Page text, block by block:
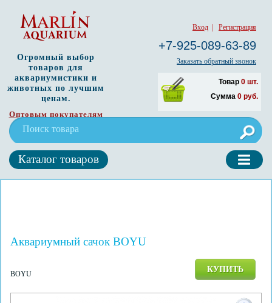
Вход Регистрация
+7-925-089-63-89
Заказать обратный звонок
Товар 0 шт.
Сумма 0 руб.
Огромный выбор
товаров для
аквариумистики и
животных по лучшим
ценам.
Оптовым покупателям
Каталог товаров
Аквариумный сачок BOYU
BOYU КУПИТЬ